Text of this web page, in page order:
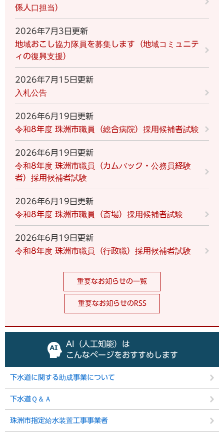
係人口担当）
2026年7月3日更新
地域おこし協力隊員を募集します（地域コミュニテ
ィの復興支援）
2026年7月15日更新
入札公告
2026年6月19日更新
令和8年度 珠洲市職員（総合病院）採用候補者試験
2026年6月19日更新
令和8年度 珠洲市職員（カムバック・公務員経験
者）採用候補者試験
2026年6月19日更新
令和8年度 珠洲市職員（斎場）採用候補者試験
2026年6月19日更新
令和8年度 珠洲市職員（行政職）採用候補者試験
重要なお知らせの一覧
重要なお知らせのRSS
AI（人工知能）は
こんなページをおすすめします
下水道に関する助成事業について
下水道Ｑ＆Ａ
珠洲市指定給水装置工事事業者